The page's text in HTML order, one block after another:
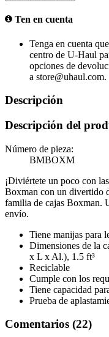
Ten en cuenta
Tenga en cuenta
centro de U-Haul
opciones de
a store@uhaul.com.
Descripción
Descripción del
Número de pieza:
BMBOXM
¡Diviértete un poco con
Boxman con un divertido
familia de cajas Boxman.
envío.
Tiene manijas para
Dimensiones de la
x L x Al.), 1.5 ft³
Reciclable
Cumple con los
Tiene capacidad
Prueba de
Comentarios (22)